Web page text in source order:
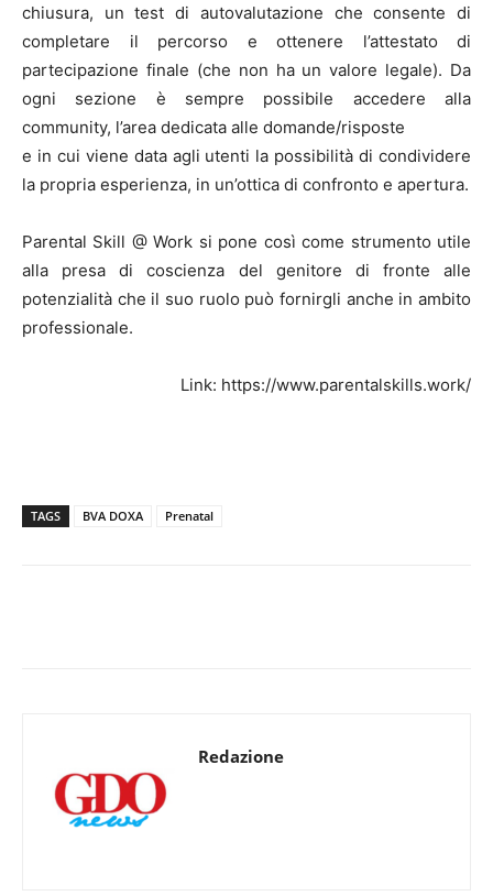
chiusura, un test di autovalutazione che consente di
completare il percorso e ottenere l’attestato di
partecipazione finale (che non ha un valore legale). Da
ogni sezione è sempre possibile accedere alla
community, l’area dedicata alle domande/risposte
e in cui viene data agli utenti la possibilità di condividere
la propria esperienza, in un’ottica di confronto e apertura.
Parental Skill @ Work si pone così come strumento utile
alla presa di coscienza del genitore di fronte alle
potenzialità che il suo ruolo può fornirgli anche in ambito
professionale.
Link: https://www.parentalskills.work/
TAGS BVA DOXA Prenatal
Redazione